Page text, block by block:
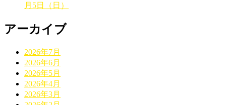
月5日（日）
アーカイブ
2026年7月
2026年6月
2026年5月
2026年4月
2026年3月